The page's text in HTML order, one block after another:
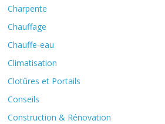
Charpente
Chauffage
Chauffe-eau
Climatisation
Clotûres et Portails
Conseils
Construction & Rénovation